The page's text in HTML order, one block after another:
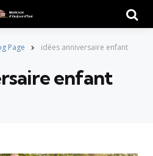
Page idées anniversaire enfant
enfant